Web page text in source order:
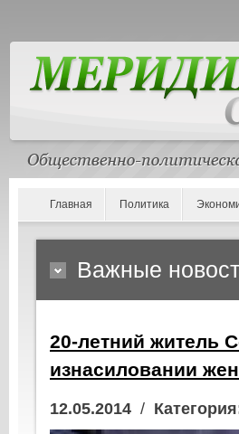
Главная Политика
Важные
20-летний житель
изнасиловании
12.05.2014 /